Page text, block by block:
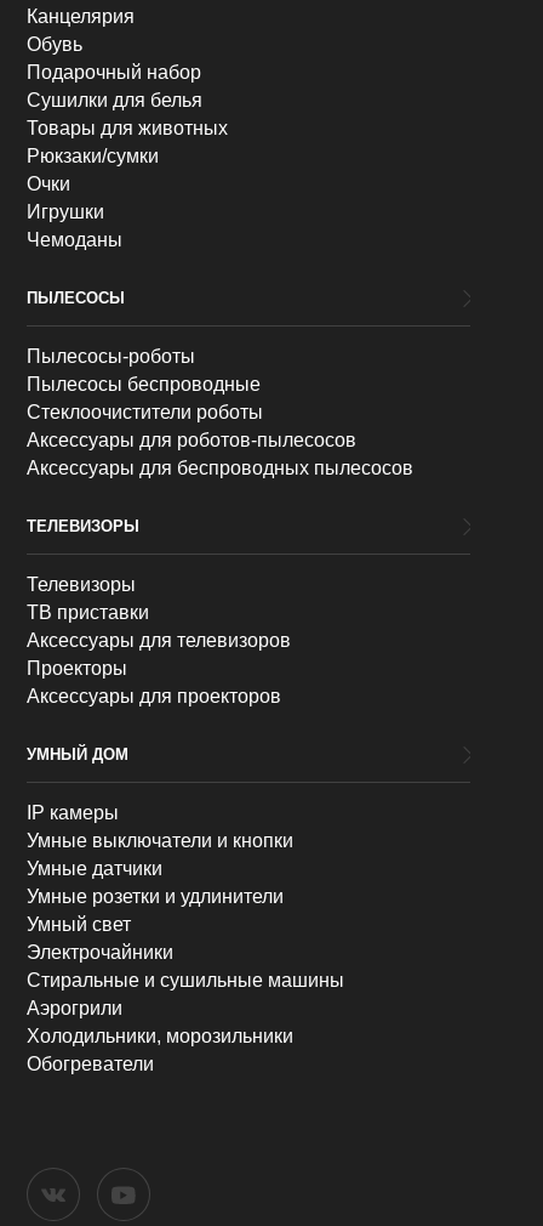
Канцелярия
Обувь
Подарочный набор
Сушилки для белья
Товары для животных
Рюкзаки/сумки
Очки
Игрушки
Чемоданы
ПЫЛЕСОСЫ
Пылесосы-роботы
Пылесосы беспроводные
Стеклоочистители роботы
Аксессуары для роботов-пылесосов
Аксессуары для беспроводных пылесосов
ТЕЛЕВИЗОРЫ
Телевизоры
ТВ приставки
Аксессуары для телевизоров
Проекторы
Аксессуары для проекторов
УМНЫЙ ДОМ
IP камеры
Умные выключатели и кнопки
Умные датчики
Умные розетки и удлинители
Умный свет
Электрочайники
Стиральные и сушильные машины
Аэрогрили
Холодильники, морозильники
Обогреватели